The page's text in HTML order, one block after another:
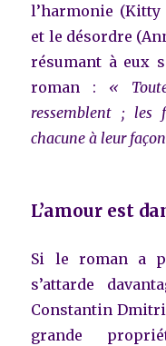
l’harmonie
et le désordre
résumant à eux
roman : «
ressemblent ; les
chacune à leur façon
L’amour est
Si le roman a
s’attarde
Constantin
grande